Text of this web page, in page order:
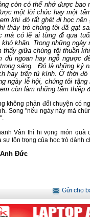
còn có thể nhớ được bao
một lời chúc hay một
khi đó rất ghét đi học
thày trò chúng tôi đã gạt
mà có lẽ ai từng đi qua
khó khăn. Trong những
thấy giữa chúng tôi thuần
dù ngoan hay ngỗ ngược
sáng. Đó là những kỷ
hay trên tủ kính. Ở thời
ngày lễ hội, chúng tôi
còn làm những tấm thiệp
không phản đối chuyện có
Song "nếu ngày này mà
Vân thì hi vọng món quà
sự tôn trọng của học trò dành
Anh Đức
Gửi cho